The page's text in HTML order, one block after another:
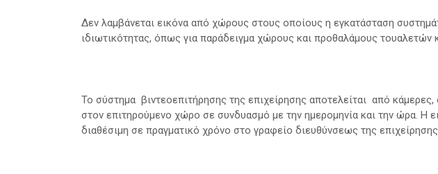
Δεν λαμβάνεται εικόνα από χώρους στους οποίους η εγκατάσταση
ιδιωτικότητας, όπως για παράδειγμα χώρους και προθαλάμους τουαλετών
Το σύστημα βιντεοεπιτήρησης της επιχείρησης αποτελείται από
στον επιτηρούμενο χώρο σε συνδυασμό με την ημερομηνία και την ώρα. Η
διαθέσιμη σε πραγματικό χρόνο στο γραφείο διευθύνσεως της